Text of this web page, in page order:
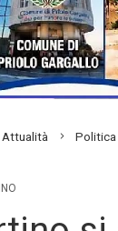
Attualità Politica